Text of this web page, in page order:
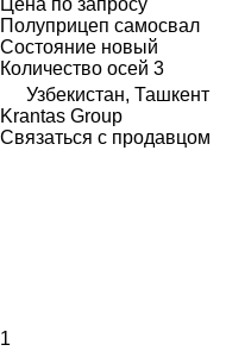
Цена по запросу
Полуприцеп самосвал
Состояние новый
Количество осей 3
Узбекистан, Ташкент
Krantas Group
Связаться с продавцом
1